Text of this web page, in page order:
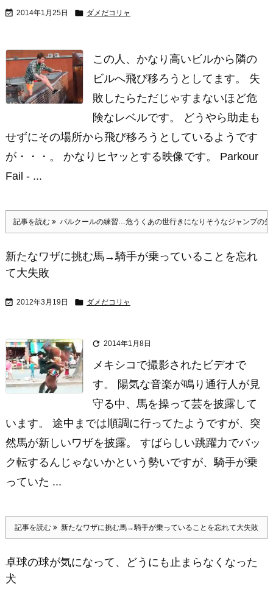
 2014年1月25日  ダメだコリャ
この人、かなり高いビルから隣の
ビルへ飛び移ろうとしてます。 失
敗したらただじゃすまないほど危
険なレベルです。 どうやら助走も
せずにその場所から飛び移ろうとしているようです
が・・・。 かなりヒヤッとする映像です。 Parkour
Fail - ...
記事を読む パルクールの練習…危うくあの世行きになりそうなジャンプの失
新たなワザに挑む馬→騎手が乗っていることを忘れ
て大失敗
 2012年3月19日  ダメだコリャ
 2014年1月8日
メキシコで撮影されたビデオで
す。 陽気な音楽が鳴り通行人が見
守る中、馬を操って芸を披露して
います。 途中までは順調に行ってたようですが、突
然馬が新しいワザを披露。 すばらしい跳躍力でバッ
ク転するんじゃないかという勢いですが、騎手が乗
っていた ...
記事を読む 新たなワザに挑む馬→騎手が乗っていることを忘れて大失敗
卓球の球が気になって、どうにも止まらなくなった
犬